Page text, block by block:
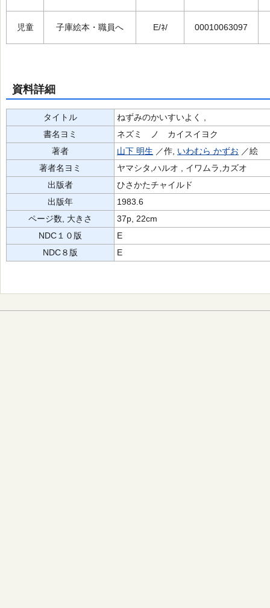
児童 子庫絵本・職員へ E/ﾈ/ 00010063097
資料詳細
タイトル
ねずみのかいすいよく ,
書名ヨミ
ネズミ ノ カイスイヨク
著者
山下 明生 ／作, いわむら かずお ／絵
著者名ヨミ
ヤマシタ,ハルオ , イワムラ,カズオ
出版者
ひさかたチャイルド
出版年
1983.6
ページ数, 大きさ
37p, 22cm
NDC１０版
E
NDC８版
E